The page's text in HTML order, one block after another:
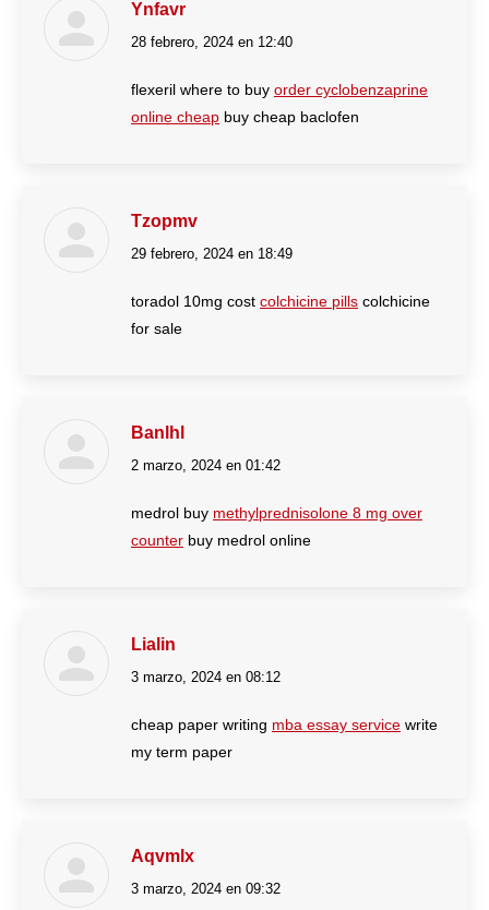
Ynfavr
dice:
28 febrero, 2024 en 12:40
flexeril where to buy order cyclobenzaprine
online cheap buy cheap baclofen
Tzopmv
dice:
29 febrero, 2024 en 18:49
toradol 10mg cost colchicine pills colchicine
for sale
Banlhl
dice:
2 marzo, 2024 en 01:42
medrol buy methylprednisolone 8 mg over
counter buy medrol online
Lialin
dice:
3 marzo, 2024 en 08:12
cheap paper writing mba essay service write
my term paper
Aqvmlx
dice:
3 marzo, 2024 en 09:32